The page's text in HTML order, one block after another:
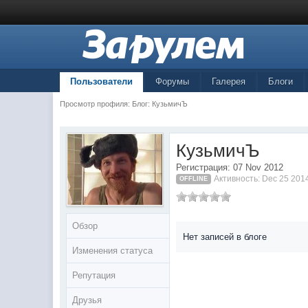
Пользователи Форумы Галерея Блоги
Просмотр профиля: Блог: КузьмичЪ
Обзор
Изменения статуса
Репутация
Друзья
КузьмичЪ
Регистрация: 07 Nov 2012
OFFLINE Активность: Dec 25
Нет записей в блоге